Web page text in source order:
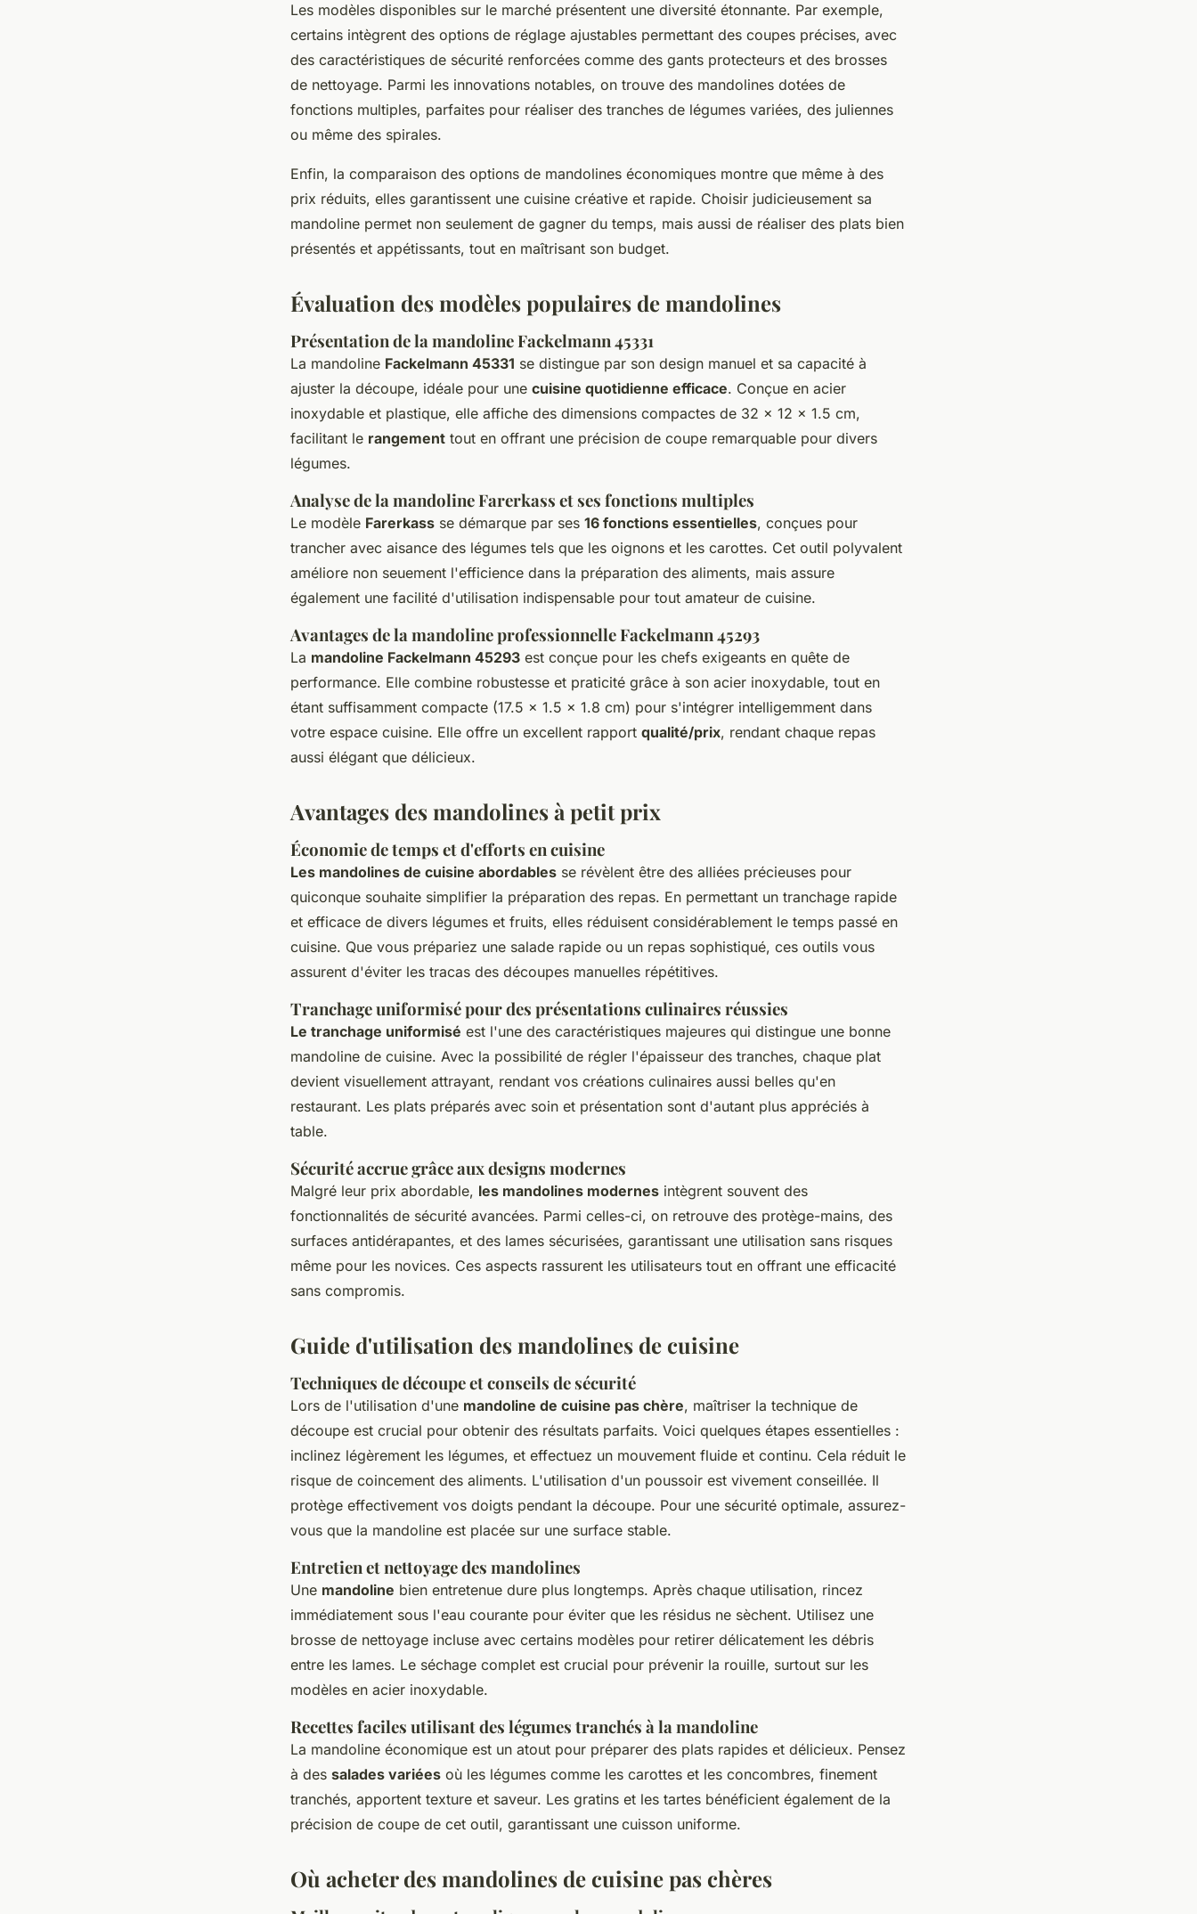
Les modèles disponibles sur le marché présentent une diversité étonnante. Par exemple,
certains intègrent des options de réglage ajustables permettant des coupes précises, avec
des caractéristiques de sécurité renforcées comme des gants protecteurs et des brosses
de nettoyage. Parmi les innovations notables, on trouve des mandolines dotées de
fonctions multiples, parfaites pour réaliser des tranches de légumes variées, des juliennes
ou même des spirales.
Enfin, la comparaison des options de mandolines économiques montre que même à des
prix réduits, elles garantissent une cuisine créative et rapide. Choisir judicieusement sa
mandoline permet non seulement de gagner du temps, mais aussi de réaliser des plats bien
présentés et appétissants, tout en maîtrisant son budget.
Évaluation des modèles populaires de mandolines
Présentation de la mandoline Fackelmann 45331
La mandoline Fackelmann 45331 se distingue par son design manuel et sa capacité à
ajuster la découpe, idéale pour une cuisine quotidienne efficace. Conçue en acier
inoxydable et plastique, elle affiche des dimensions compactes de 32 x 12 x 1.5 cm,
facilitant le rangement tout en offrant une précision de coupe remarquable pour divers
légumes.
Analyse de la mandoline Farerkass et ses fonctions multiples
Le modèle Farerkass se démarque par ses 16 fonctions essentielles, conçues pour
trancher avec aisance des légumes tels que les oignons et les carottes. Cet outil polyvalent
améliore non seuement l'efficience dans la préparation des aliments, mais assure
également une facilité d'utilisation indispensable pour tout amateur de cuisine.
Avantages de la mandoline professionnelle Fackelmann 45293
La mandoline Fackelmann 45293 est conçue pour les chefs exigeants en quête de
performance. Elle combine robustesse et praticité grâce à son acier inoxydable, tout en
étant suffisamment compacte (17.5 x 1.5 x 1.8 cm) pour s'intégrer intelligemment dans
votre espace cuisine. Elle offre un excellent rapport qualité/prix, rendant chaque repas
aussi élégant que délicieux.
Avantages des mandolines à petit prix
Économie de temps et d'efforts en cuisine
Les mandolines de cuisine abordables se révèlent être des alliées précieuses pour
quiconque souhaite simplifier la préparation des repas. En permettant un tranchage rapide
et efficace de divers légumes et fruits, elles réduisent considérablement le temps passé en
cuisine. Que vous prépariez une salade rapide ou un repas sophistiqué, ces outils vous
assurent d'éviter les tracas des découpes manuelles répétitives.
Tranchage uniformisé pour des présentations culinaires réussies
Le tranchage uniformisé est l'une des caractéristiques majeures qui distingue une bonne
mandoline de cuisine. Avec la possibilité de régler l'épaisseur des tranches, chaque plat
devient visuellement attrayant, rendant vos créations culinaires aussi belles qu'en
restaurant. Les plats préparés avec soin et présentation sont d'autant plus appréciés à
table.
Sécurité accrue grâce aux designs modernes
Malgré leur prix abordable, les mandolines modernes intègrent souvent des
fonctionnalités de sécurité avancées. Parmi celles-ci, on retrouve des protège-mains, des
surfaces antidérapantes, et des lames sécurisées, garantissant une utilisation sans risques
même pour les novices. Ces aspects rassurent les utilisateurs tout en offrant une efficacité
sans compromis.
Guide d'utilisation des mandolines de cuisine
Techniques de découpe et conseils de sécurité
Lors de l'utilisation d'une mandoline de cuisine pas chère, maîtriser la technique de
découpe est crucial pour obtenir des résultats parfaits. Voici quelques étapes essentielles :
inclinez légèrement les légumes, et effectuez un mouvement fluide et continu. Cela réduit le
risque de coincement des aliments. L'utilisation d'un poussoir est vivement conseillée. Il
protège effectivement vos doigts pendant la découpe. Pour une sécurité optimale, assurez-
vous que la mandoline est placée sur une surface stable.
Entretien et nettoyage des mandolines
Une mandoline bien entretenue dure plus longtemps. Après chaque utilisation, rincez
immédiatement sous l'eau courante pour éviter que les résidus ne sèchent. Utilisez une
brosse de nettoyage incluse avec certains modèles pour retirer délicatement les débris
entre les lames. Le séchage complet est crucial pour prévenir la rouille, surtout sur les
modèles en acier inoxydable.
Recettes faciles utilisant des légumes tranchés à la mandoline
La mandoline économique est un atout pour préparer des plats rapides et délicieux. Pensez
à des salades variées où les légumes comme les carottes et les concombres, finement
tranchés, apportent texture et saveur. Les gratins et les tartes bénéficient également de la
précision de coupe de cet outil, garantissant une cuisson uniforme.
Où acheter des mandolines de cuisine pas chères